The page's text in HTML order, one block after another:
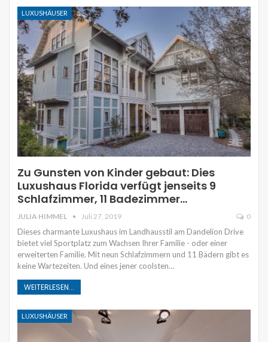
LUXUSHÄUSER
Zu Gunsten von Kinder gebaut: Dies
Luxushaus Florida verfügt jenseits 9
Schlafzimmer, 11 Badezimmer…
JULIA HIMMEL Juli 27, 2019 0
Dieses charmante Luxushaus im Landhausstil am Dandelion Drive
bietet viel Sportplatz zum Wachsen Ihrer Familie - oder einer
erweiterten Familie. Mit neun Schlafzimmern und 11 Bädern gibt es
keine Wartezeiten. Und eines jener coolsten…
WEITERLESEN...
LUXUSHÄUSER